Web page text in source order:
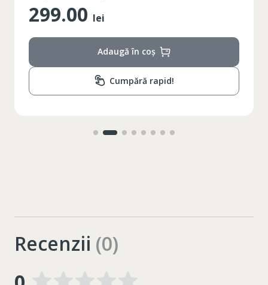
299.00 lei
Adaugă în coș
Cumpără rapid!
Recenzii (0)